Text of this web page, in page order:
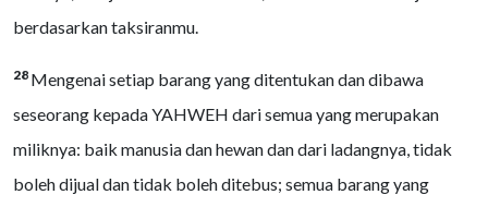
berdasarkan taksiranmu.
28 Mengenai setiap barang yang ditentukan dan dibawa
seseorang kepada YAHWEH dari semua yang merupakan
miliknya: baik manusia dan hewan dan dari ladangnya, tidak
boleh dijual dan tidak boleh ditebus; semua barang yang